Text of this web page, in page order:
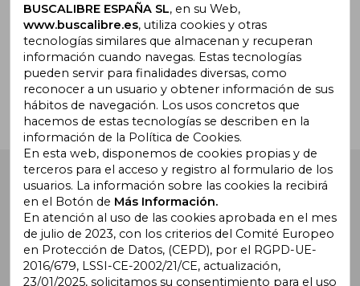
¿Necesitas ayuda?
Buscalibre España . Calle Energía, 65, Nave 3 (08940),
Cornellà de Llobregat, Barcelona. Derechos Reservados.
BUSCALIBRE ESPAÑA SL, en su Web,
www.buscalibre.es, utiliza cookies y otras
tecnologías similares que almacenan y recuperan
información cuando navegas. Estas tecnologías
pueden servir para finalidades diversas, como
reconocer a un usuario y obtener información de sus
hábitos de navegación. Los usos concretos que
hacemos de estas tecnologías se describen en la
información de la Política de Cookies.
En esta web, disponemos de cookies propias y de
terceros para el acceso y registro al formulario de los
usuarios. La información sobre las cookies la recibirá
en el Botón de Más Información.
En atención al uso de las cookies aprobada en el mes
de julio de 2023, con los criterios del Comité Europeo
en Protección de Datos, (CEPD), por el RGPD-UE-
2016/679, LSSI-CE-2002/21/CE, actualización,
23/01/2025, solicitamos su consentimiento para el uso